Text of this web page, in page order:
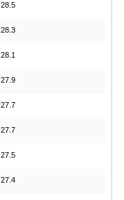
28.5
28.3
28.1
27.9
27.7
27.7
27.5
27.4